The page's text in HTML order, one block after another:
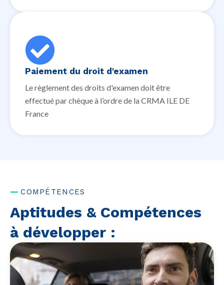
Paiement du droit d'examen
Le règlement des droits d'examen doit être
effectué par chèque à l’ordre de la CRMA ILE DE
France
COMPÉTENCES
Aptitudes & Compétences
à développer :